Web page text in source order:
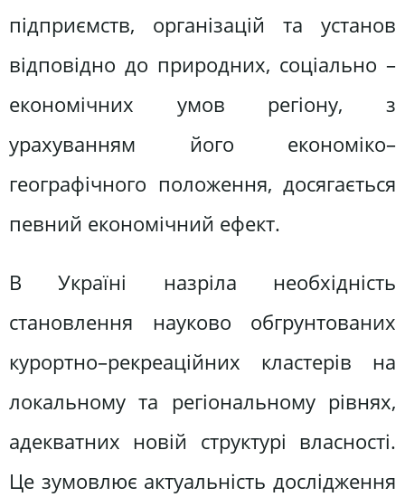
підприємств, організацій та установ
відповідно до природних, соціально –
економічних умов регіону, з
урахуванням його економіко–
географічного положення, досягається
певний економічний ефект.
В Україні назріла необхідність
становлення науково обгрунтованих
курортно–рекреаційних кластерів на
локальному та регіональному рівнях,
адекватних новій структурі власності.
Це зумовлює актуальність дослідження